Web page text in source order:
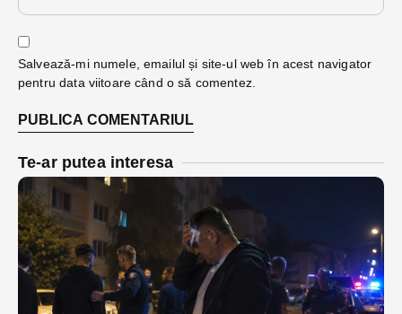
Salvează-mi numele, emailul și site-ul web în acest navigator
pentru data viitoare când o să comentez.
Te-ar putea interesa